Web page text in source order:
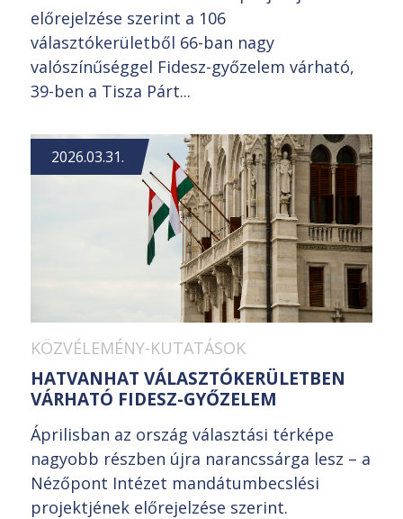
előrejelzése szerint a 106
választókerületből 66-ban nagy
valószínűséggel Fidesz-győzelem várható,
39-ben a Tisza Párt...
2026.03.31.
KÖZVÉLEMÉNY-KUTATÁSOK
HATVANHAT VÁLASZTÓKERÜLETBEN
VÁRHATÓ FIDESZ-GYŐZELEM
Áprilisban az ország választási térképe
nagyobb részben újra narancssárga lesz – a
Nézőpont Intézet mandátumbecslési
projektjének előrejelzése szerint.